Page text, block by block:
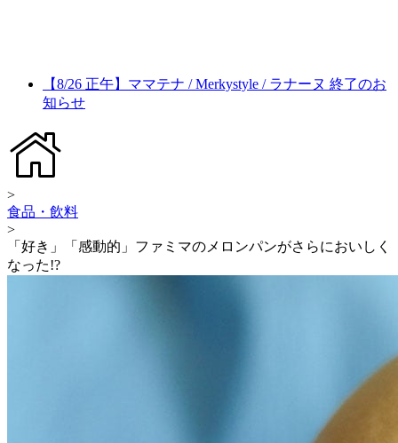
【8/26 正午】ママテナ / Merkystyle / ラナーヌ 終了のお
知らせ
>
食品・飲料
>
「好き」「感動的」ファミマのメロンパンがさらにおいしく
なった!?